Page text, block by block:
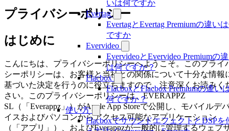
いは何ですか
Evertag
EvertagとEvertag Premiumの違い
ですか
Evervideo
EvervideoとEvervideo Premiumの
は何ですか？
Flacbox
FlacboxとFlacbox Premiumの違い
何ですか？
使い方
FlacboxでサウンドエフェクトとDSPを
プライバシーポリシー
はじめに
こんにちは、プライバシーポリシーへようこそ。このプライ
シーポリシーは、お客様と当社との関係について十分な情報
基づいた決定を行うのに役立ちますので、注意深くお読みく
さい。このプライバシーポリシーは、EVERAPPZ
SL（「Everappz」）がApple App Storeで公開し、モバイルデ
イスおよびパソコンからアクセス可能なアプリケーション
（「アプリ」）、およびEverappzが一般的に管理するウェブ